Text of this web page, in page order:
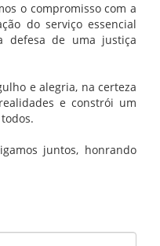
o compromisso com a
do serviço essencial
defesa de uma justiça
e alegria, na certeza
e constrói um
juntos, honrando